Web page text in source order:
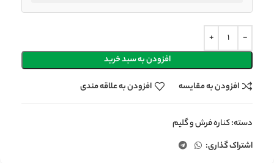
افزودن به سبد خرید
افزودن به مقایسه
افزودن به علاقه مندی
دسته:کناره فرش و گلیم
اشتراک گذاری: